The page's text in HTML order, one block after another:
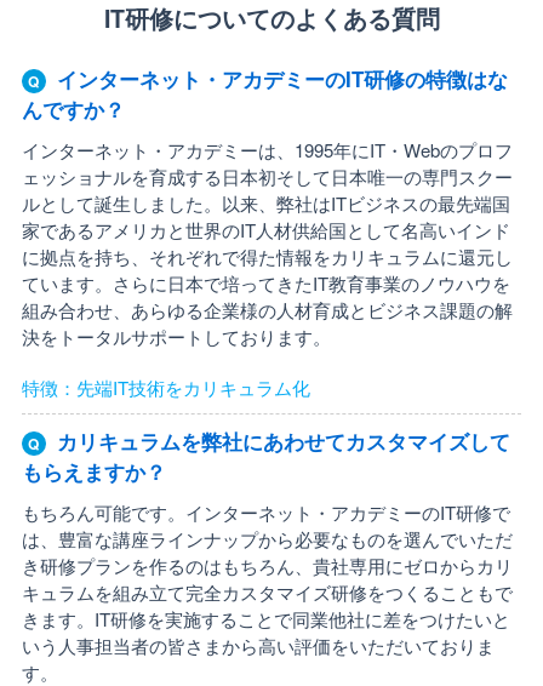
IT研修についてのよくある質問
インターネット・アカデミーのIT研修の特徴はな
んですか？
インターネット・アカデミーは、1995年にIT・Webのプロフ
ェッショナルを育成する日本初そして日本唯一の専門スクー
ルとして誕生しました。以来、弊社はITビジネスの最先端国
家であるアメリカと世界のIT人材供給国として名高いインド
に拠点を持ち、それぞれで得た情報をカリキュラムに還元し
ています。さらに日本で培ってきたIT教育事業のノウハウを
組み合わせ、あらゆる企業様の人材育成とビジネス課題の解
決をトータルサポートしております。
特徴：先端IT技術をカリキュラム化
カリキュラムを弊社にあわせてカスタマイズして
もらえますか？
もちろん可能です。インターネット・アカデミーのIT研修で
は、豊富な講座ラインナップから必要なものを選んでいただ
き研修プランを作るのはもちろん、貴社専用にゼロからカリ
キュラムを組み立て完全カスタマイズ研修をつくることもで
きます。IT研修を実施することで同業他社に差をつけたいと
いう人事担当者の皆さまから高い評価をいただいておりま
す。